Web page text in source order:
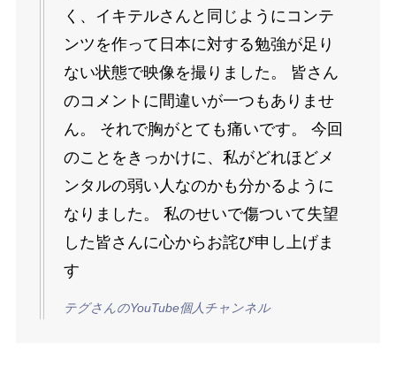
く、イキテルさんと同じようにコンテ
ンツを作って日本に対する勉強が足り
ない状態で映像を撮りました。 皆さん
のコメントに間違いが一つもありませ
ん。 それで胸がとても痛いです。 今回
のことをきっかけに、私がどれほどメ
ンタルの弱い人なのかも分かるように
なりました。 私のせいで傷ついて失望
した皆さんに心からお詫び申し上げま
す
テグさんのYouTube個人チャンネル